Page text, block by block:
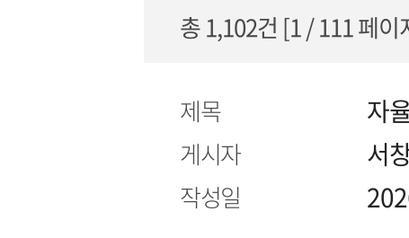
총 1,102건 [1 / 111 페이
제목 자
게시자 서
작성일